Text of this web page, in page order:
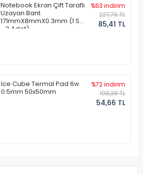
Notebook Ekran Çift Taraflı
Uzayan Bant
171mmX8mmX0.3mm (1 Set
- 2 Adet)
%63 indirim
227,76 TL
85,41 TL
Ice Cube Termal Pad 6w
0.5mm 50x50mm
%72 indirim
198,38 TL
54,66 TL